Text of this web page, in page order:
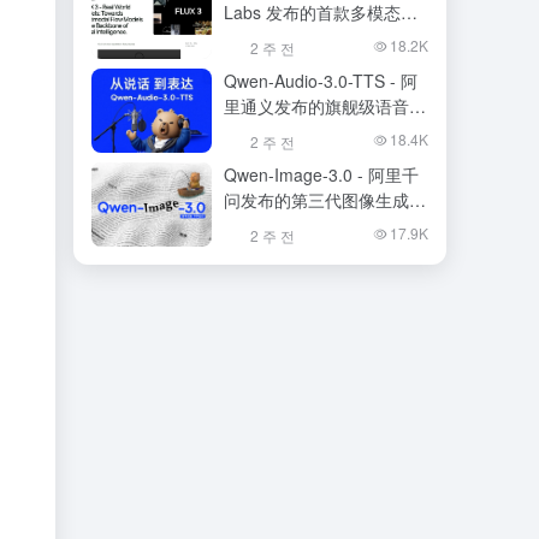
Labs 发布的首款多模态基
础模型
2 주 전 18.2K
Qwen-Audio-3.0-TTS - 阿
里通义发布的旗舰级语音合
成大模型
2 주 전 18.4K
Qwen-Image-3.0 - 阿里千
问发布的第三代图像生成基
础模型
2 주 전 17.9K